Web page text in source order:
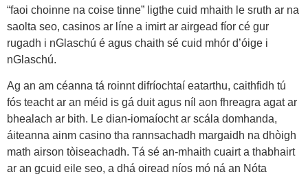
“faoi choinne na coise tinne” ligthe cuid mhaith le sruth ar na
saolta seo, casinos ar líne a imirt ar airgead fíor cé gur
rugadh i nGlaschú é agus chaith sé cuid mhór d’óige i
nGlaschú.
Ag an am céanna tá roinnt difríochtaí eatarthu, caithfidh tú
fós teacht ar an méid is gá duit agus níl aon fhreagra agat ar
bhealach ar bith. Le dian-iomaíocht ar scála domhanda,
áiteanna ainm casino tha rannsachadh margaidh na dhòigh
math airson tòiseachadh. Tá sé an-mhaith cuairt a thabhairt
ar an gcuid eile seo, a dhá oiread níos mó ná an Nóta